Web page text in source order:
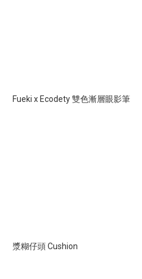
Fueki x Ecodety 雙色漸層眼影筆
漿糊仔頭 Cushion